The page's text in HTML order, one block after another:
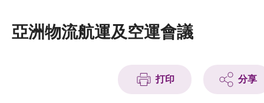
亞洲物流航運及空運會議
打印 分享